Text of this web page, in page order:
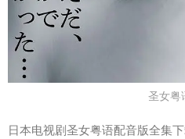
圣女粤
日本电视剧圣女粤语配音版全集